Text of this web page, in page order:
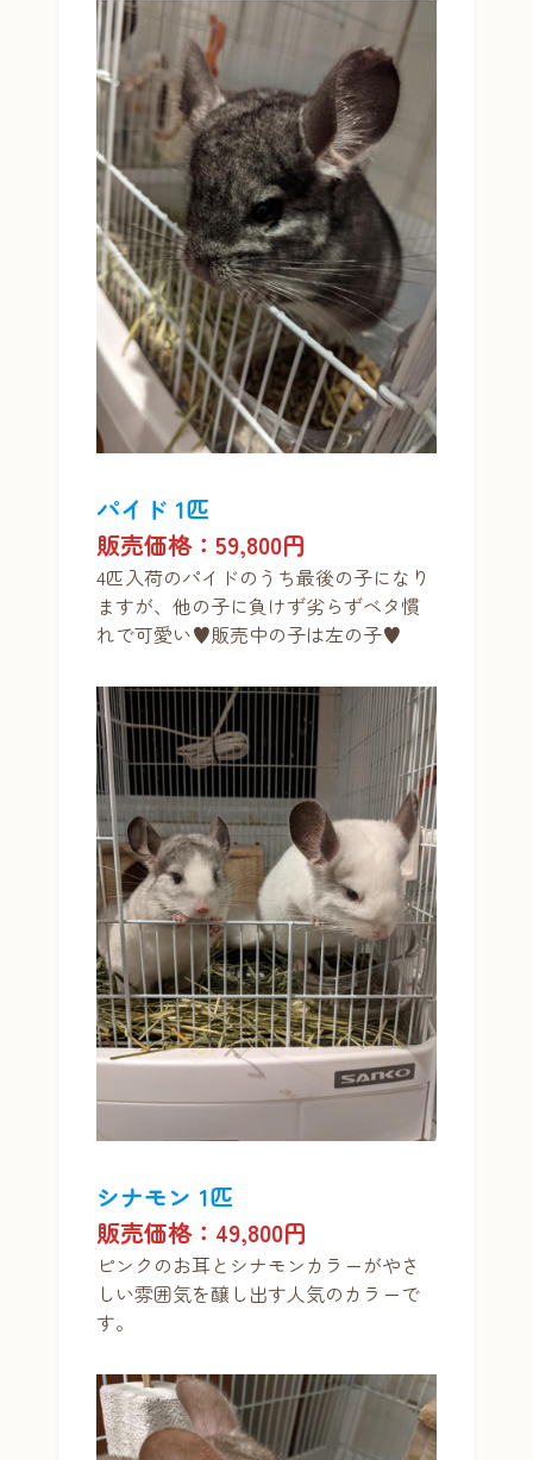
パイド 1匹
販売価格：59,800円
4匹入荷のパイドのうち最後の子になり
ますが、他の子に負けず劣らずベタ慣
れで可愛い♥販売中の子は左の子♥
シナモン 1匹
販売価格：49,800円
ピンクのお耳とシナモンカラーがやさ
しい雰囲気を醸し出す人気のカラーで
す。